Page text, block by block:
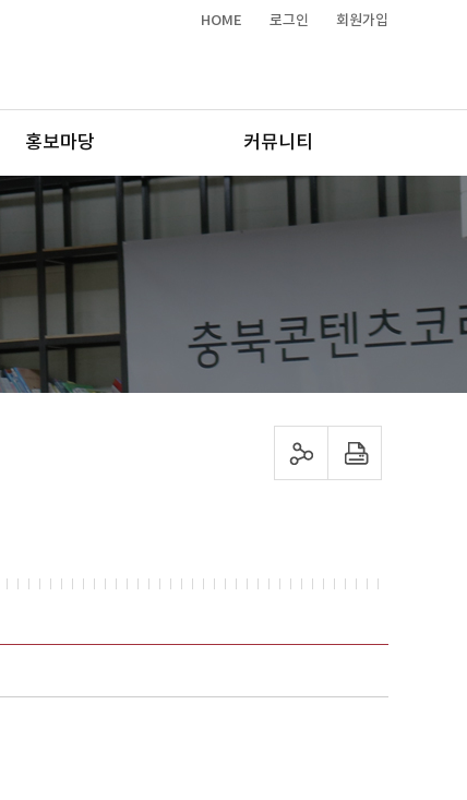
HOME 로그인 회원가입
홍보마당 커뮤니티
sns 공유하기 프린트하기